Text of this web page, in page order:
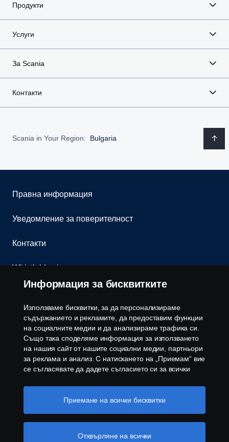
Продукти
Услуги
За Scania
Контакти
Scania in Your Region: Bulgaria
Правна информация
Уведомление за поверителност
Контакти
Whistleblowing
Бюлетин
Политика за бисквитки
Настройки на бисквитките
Скания България ЕООД, 1186 София, с. Герман,
Информация за бисквитките
Използваме бисквитки, за да персонализираме
съдържанието и рекламите, да предоставим функции
на социалните медии и да анализираме трафика си.
Също така споделяме информация за използването
на нашия сайт от нашите социални медии, партньори
за реклама и анализ. С натискането на „Приемам“ вие
се съгласявате да дадете съгласието си за всички
споделя. Можете също така да управлявате своите
бисквитки, като щракнете върху „Настройки на
Отхвърляне на всички
Приемане на всички бисквитки